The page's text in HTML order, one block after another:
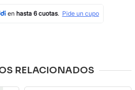
RELACIONADOS